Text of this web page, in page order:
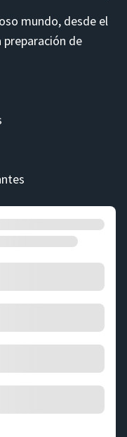
mundo, desde el
preparación de